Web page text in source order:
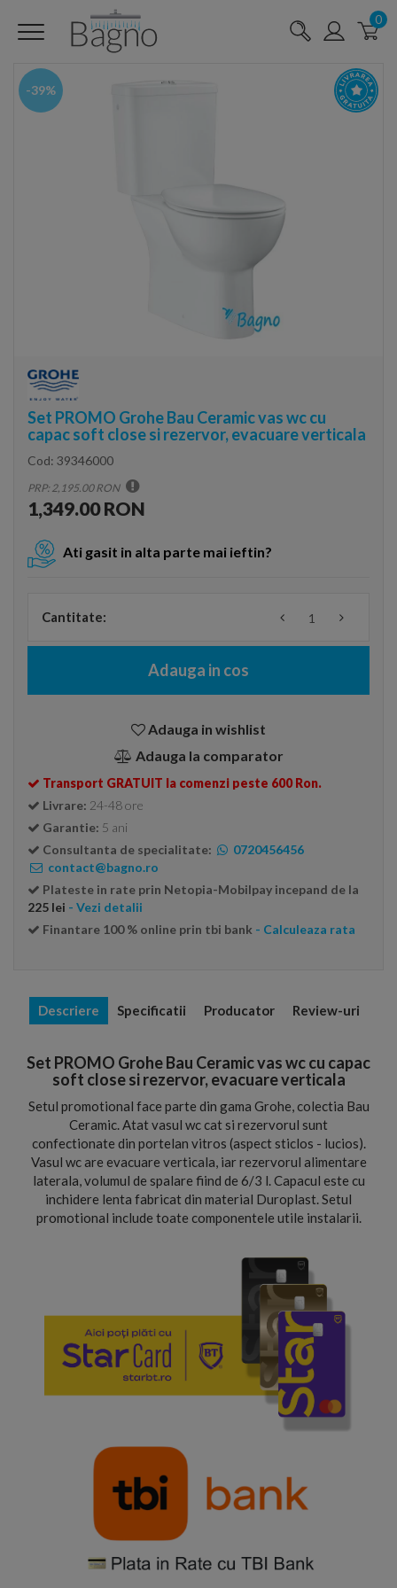
0
-39%
Set PROMO Grohe Bau Ceramic vas wc cu
capac soft close si rezervor, evacuare verticala
Cod: 39346000
PRP: 2,195.00 RON
1,349.00 RON
Ati gasit in alta parte mai ieftin?
Cantitate:
Adauga in cos
Adauga in wishlist
Adauga la comparator
Transport GRATUIT la comenzi peste 600 Ron.
Livrare: 24-48 ore
Garantie: 5 ani
Consultanta de specialitate:
0720456456
contact@bagno.ro
Plateste in rate prin Netopia-Mobilpay incepand de la
225 lei - Vezi detalii
Finantare 100 % online prin tbi bank - Calculeaza rata
Descriere Specificatii Producator Review-uri
Set PROMO Grohe Bau Ceramic vas wc cu capac
soft close si rezervor, evacuare verticala
Setul promotional face parte din gama Grohe, colectia Bau
Ceramic. Atat vasul wc cat si rezervorul sunt
confectionate din portelan vitros (aspect sticlos - lucios).
Vasul wc are evacuare verticala, iar rezervorul alimentare
laterala, volumul de spalare fiind de 6/3 l. Capacul este cu
inchidere lenta fabricat din material Duroplast. Setul
promotional include toate componentele utile instalarii.